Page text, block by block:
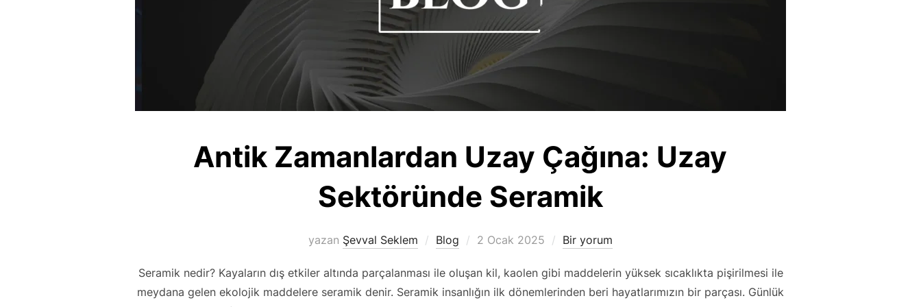
Antik Zamanlardan Uzay Çağına: Uzay
Sektöründe Seramik
yazan Şevval Seklem Blog
Yayımlanma
2 Ocak 2025 Bir yorum
Seramik nedir? Kayaların dış etkiler altında parçalanması ile oluşan kil, kaolen gibi maddelerin yüksek sıcaklıkta pişirilmesi ile
meydana gelen ekolojik maddelere seramik denir. Seramik insanlığın ilk dönemlerinden beri hayatlarımızın bir parçası. Günlük